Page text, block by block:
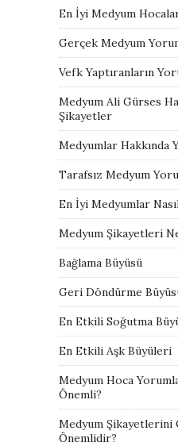
En İyi Medyum
Gerçek Medyum
Vefk Yaptıranların
Medyum Ali Gürses
Şikayetler
Medyumlar Hakkında
Tarafsız Medyum
En İyi Medyumlar
Medyum Şikayetleri
Bağlama Büyüsü
Geri Döndürme
En Etkili Soğutma
En Etkili Aşk Büyüleri
Medyum Hoca
Önemli?
Medyum Şikayetlerini
Önemlidir?